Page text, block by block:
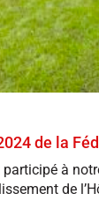
de la
à
de